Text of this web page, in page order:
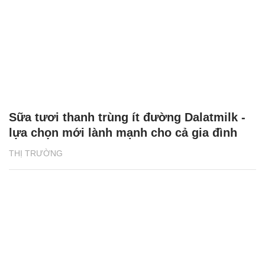
THỊ TRƯỜNG
Sữa tươi thanh trùng ít đường Dalatmilk -
lựa chọn mới lành mạnh cho cả gia đình